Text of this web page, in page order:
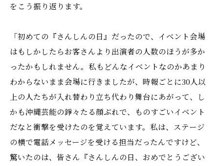
をこう振り返ります。
「初めての『さんしんの日』だったので、イベント会場
はもしかしたらお客さんより出演者の人数のほうが多か
ったかもしれません。私もどんなイベントなのかあまり
わからないまま会場に行きましたが、時報ごとに30人以
上の人たちが入れ替わり立ち代わり舞台にあがって、し
かも沖縄芸能の錚々たる顔ぶれで、ものすごいイベント
だなと衝撃を受けたのを覚えています。私は、ステージ
の横で電話メッセージを受ける担当だったんですけど、
驚いたのは、皆さん『さんしんの日、おめでとうござい